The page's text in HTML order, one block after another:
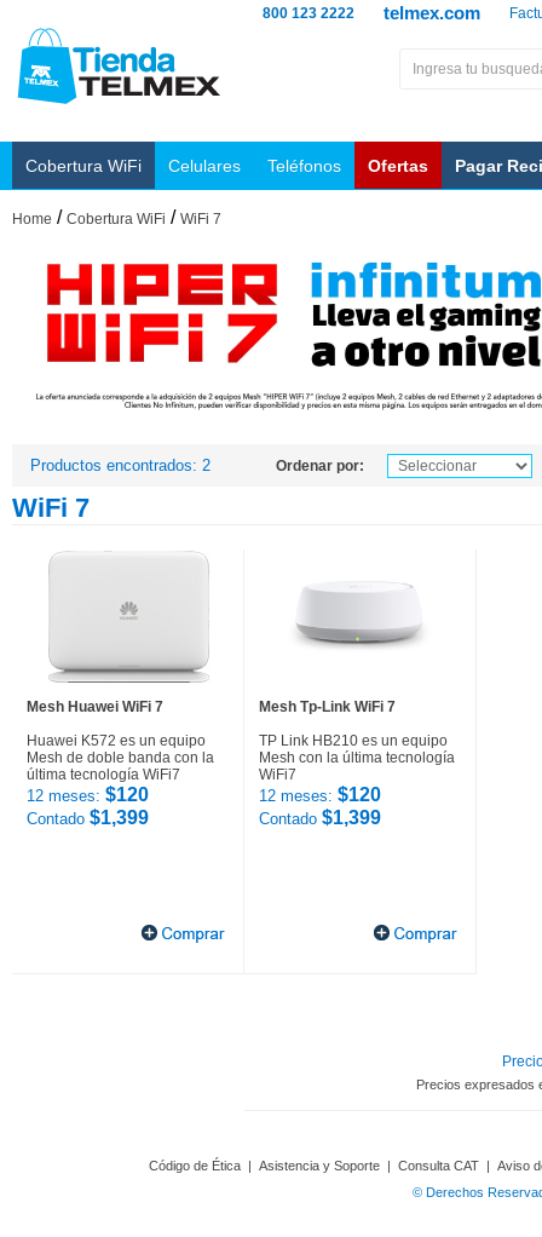
telmex.com
800 123 2222
Cobertura WiFi Celulares Teléfonos Ofertas Pagar
Home / Cobertura WiFi / WiFi 7
Productos encontrados: 2 Ordenar por:
WiFi 7
Mesh Huawei WiFi 7
Huawei K572 es un equipo
Mesh de doble banda con la
última tecnología WiFi7
12 meses: $120
Contado $1,399
Mesh Tp-Link WiFi 7
TP Link HB210 es un equipo
Mesh con la última tecnología
WiFi7
12 meses: $120
Contado $1,399
Precios expresados
Código de Ética | Asistencia y Soporte | Consulta CAT | Aviso
© Derechos